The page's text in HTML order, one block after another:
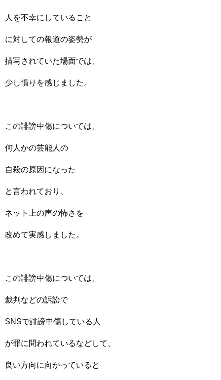
人を不幸にしていること
に対しての報道の姿勢が
描写されていた場面では、
少し憤りを感じました。
この誹謗中傷については、
何人かの芸能人の
自殺の原因になった
と言われており、
ネット上の声の怖さを
改めて実感しました。
この誹謗中傷については、
裁判などの訴訟で
SNSで誹謗中傷している人
が罪に問われているなどして、
良い方向に向かっていると